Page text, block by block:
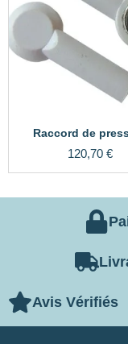
Raccord de
120,70 €
Avis Vérifiés